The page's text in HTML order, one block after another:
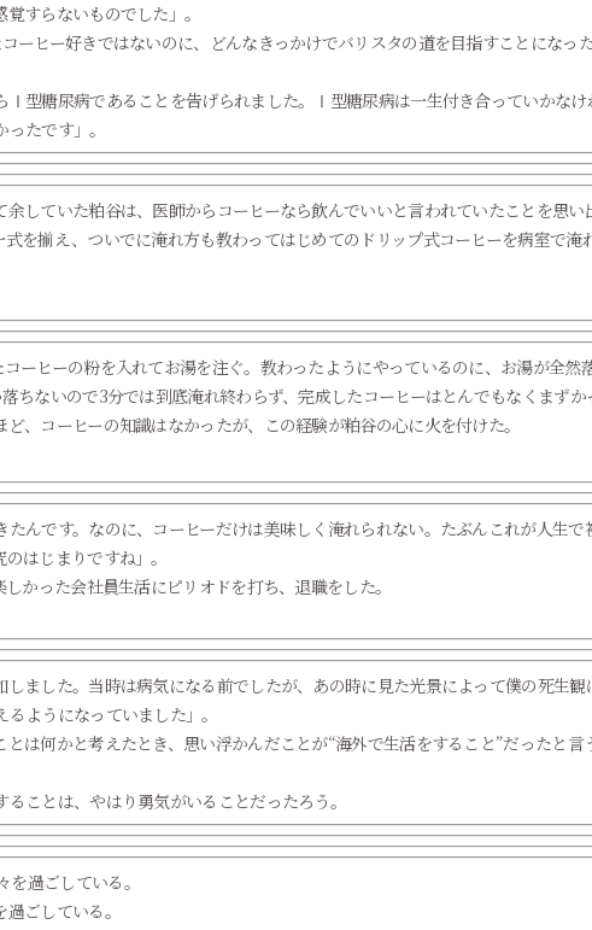
すらないものでした」。
ーヒー好きではないのに、どんなきっかけでバリスタの道を目指すことになった
Ⅰ型糖尿病であることを告げられました。Ⅰ型糖尿病は一生付き合っていかな
たです」。
していた粕谷は、医師からコーヒーなら飲んでいいと言われていたことを思
を揃え、ついでに淹れ方も教わってはじめてのドリップ式コーヒーを病室で淹
コーヒーの粉を入れてお湯を注ぐ。教わったようにやっているのに、お湯が全然
ちないので3分では到底淹れ終わらず、完成したコーヒーはとんでもなくまず
、コーヒーの知識はなかったが、この経験が粕谷の心に火を付けた。
たんです。なのに、コーヒーだけは美味しく淹れられない。たぶんこれが人生
はじまりですね」。
かった会社員生活にピリオドを打ち、退職をした。
しました。当時は病気になる前でしたが、あの時に見た光景によって僕の死生
ようになっていました」。
は何かと考えたとき、思い浮かんだことが“海外で生活をすること”だったと言
ことは、やはり勇気がいることだったろう。
ごしている。